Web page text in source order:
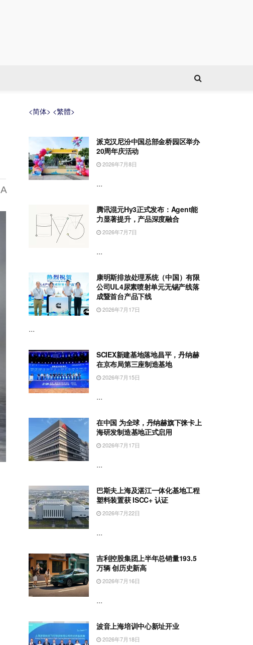
A
<简体> <繁體>
派克汉尼汾中国总部金桥园区举办
20周年庆活动
2026年7月8日
...
腾讯混元Hy3正式发布：Agent能
力显著提升，产品深度融合
2026年7月7日
...
康明斯排放处理系统（中国）有限
公司UL4尿素喷射单元无锡产线落
成暨首台产品下线
2026年7月17日
...
SCIEX新建基地落地昌平，丹纳赫
在京布局第三座制造基地
2026年7月15日
...
在中国 为全球，丹纳赫旗下徕卡上
海研发制造基地正式启用
2026年7月17日
...
巴斯夫上海及湛江一体化基地工程
塑料装置获 ISCC+ 认证
2026年7月22日
...
吉利控股集团上半年总销量193.5
万辆 创历史新高
2026年7月16日
...
波音上海培训中心新址开业
2026年7月18日